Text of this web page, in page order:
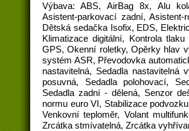
Výbava: ABS, AirBag 8x, Alu
Asistent-parkovací zadní,
Dětská sedačka Isofix, EDS,
Klimatizace digitální, Kontrola
GPS, Okenní roletky, Opěrky hlav
systém ASR, Převodovka
nastavitelná, Sedadla nastavitelná
posuvná, Sedadla polohovací,
Sedadla zadní - dělená, Senzor
normu euro VI, Stabilizace
Venkovní teploměr, Volant
Zrcátka stmívatelná, Zrcátka